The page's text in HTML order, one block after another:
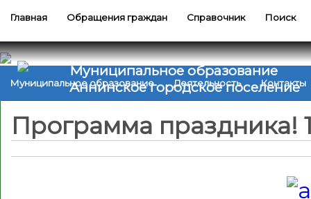
Главная Обращения граждан Справочник Поиск
Муниципальное образование
Аннинское городское поселение
Муниципальное образование Деятельность Контакты
Программа праздника!